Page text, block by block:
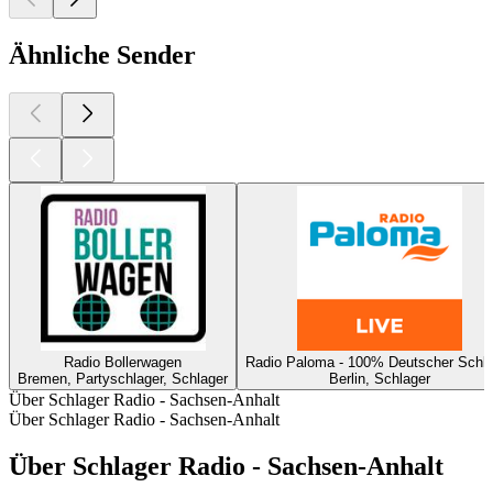
Ähnliche Sender
Radio Bollerwagen
Bremen, Partyschlager, Schlager
Radio Paloma - 100% Deutscher
Berlin, Schlager
Über Schlager Radio - Sachsen-Anhalt
Über Schlager Radio - Sachsen-Anhalt
Über Schlager Radio - Sachsen-Anhalt